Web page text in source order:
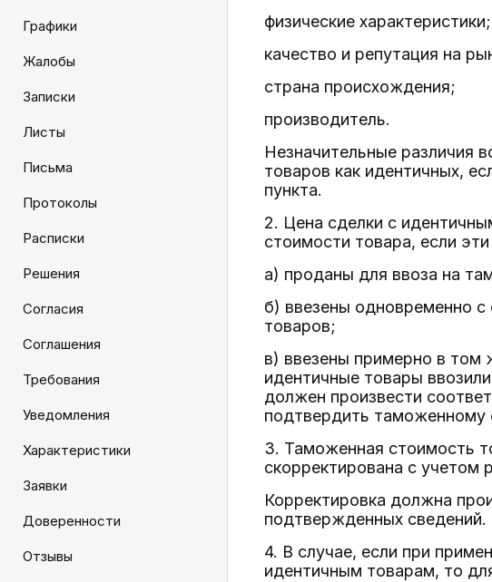
Графики
Жалобы
Записки
Листы
Письма
Протоколы
Расписки
Решения
Согласия
Соглашения
Требования
Уведомления
Характеристики
Заявки
Доверенности
Отзывы
физические характеристики;
качество и репутация на
страна происхождения;
производитель.
Незначительные различия
товаров как идентичных,
пункта.
2. Цена сделки с
стоимости товара, если
а) проданы для ввоза на
б) ввезены одновременно
товаров;
в) ввезены примерно в том
идентичные товары
должен произвести
подтвердить таможенному
3. Таможенная стоимость
скорректирована с учетом
Корректировка должна
подтвержденных сведений.
4. В случае, если при
идентичным товарам, то